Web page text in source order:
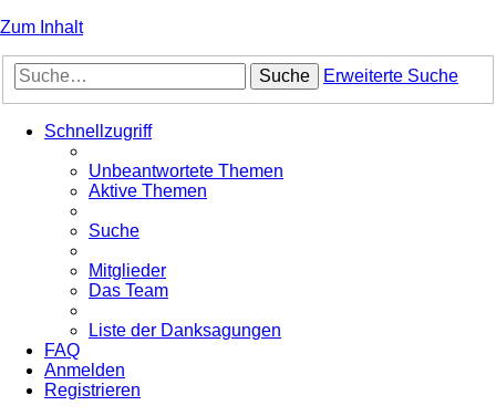
Zum Inhalt
Suche Erweiterte Suche
Schnellzugriff
Unbeantwortete Themen
Aktive Themen
Suche
Mitglieder
Das Team
Liste der Danksagungen
FAQ
Anmelden
Registrieren